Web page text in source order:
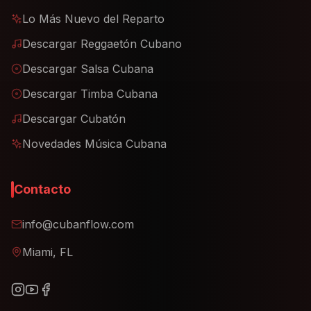
Lo Más Nuevo del Reparto
Descargar Reggaetón Cubano
Descargar Salsa Cubana
Descargar Timba Cubana
Descargar Cubatón
Novedades Música Cubana
Contacto
info@cubanflow.com
Miami, FL